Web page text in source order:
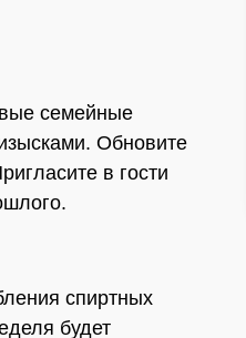
семейные
Обновите
в гости
спиртных
будет